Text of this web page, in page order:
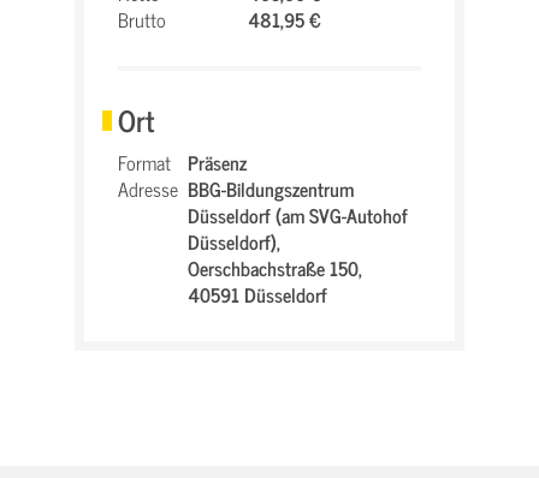
Brutto
481,95 €
Ort
Format Präsenz
Adresse BBG-Bildungszentrum
Düsseldorf (am SVG-Autohof
Düsseldorf),
Oerschbachstraße 150,
40591 Düsseldorf